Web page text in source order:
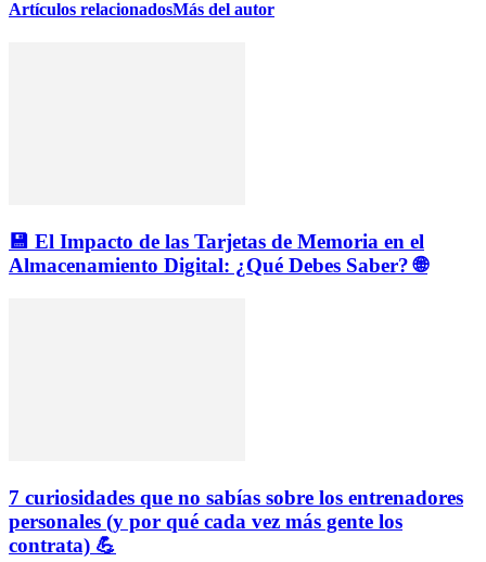
Artículos relacionadosMás del autor
💾 El Impacto de las Tarjetas de Memoria en el
Almacenamiento Digital: ¿Qué Debes Saber? 🌐
7 curiosidades que no sabías sobre los entrenadores
personales (y por qué cada vez más gente los
contrata) 💪